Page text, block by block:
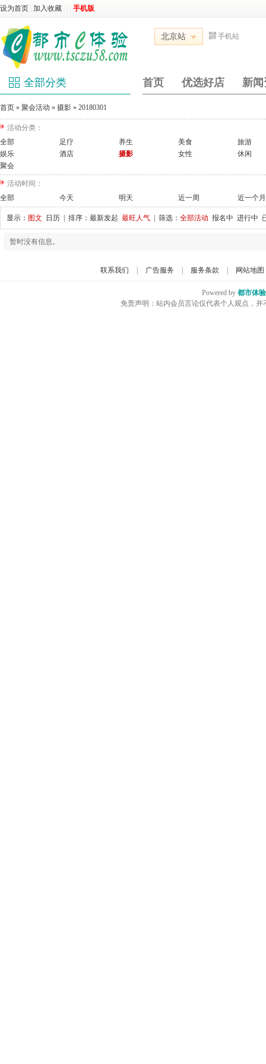
设为首页 加入收藏 手机版
北京站 手机站
全部分类 首页 优选好店 新闻
首页 » 聚会活动 » 摄影 » 20180301
活动分类：
全部
足疗 养生 美食
旅游
娱乐
酒店 摄影 女性
休闲
聚会
活动时间：
全部
今天 明天 近一周 近一个月
显示： 图文 日历 | 排序： 最新发起 最旺人气 | 筛选： 全部活动 报名中 进行中
暂时没有信息。
联系我们 广告服务 服务条款 网站地图
Powered by 都市体
免责声明：站内会员言论仅代表个人观点，